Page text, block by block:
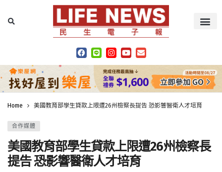
Home 美國教育部學生貸款上限遭26州檢察長提告 恐影響醫衛人才培育
合作媒體
美國教育部學生貸款上限遭26州檢察長
提告 恐影響醫衛人才培育